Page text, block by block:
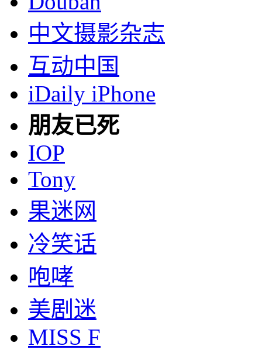
中文摄影杂志
互动中国
iDaily iPhone
朋友已死
IOP
Tony
果迷网
冷笑话
咆哮
美剧迷
MISS F